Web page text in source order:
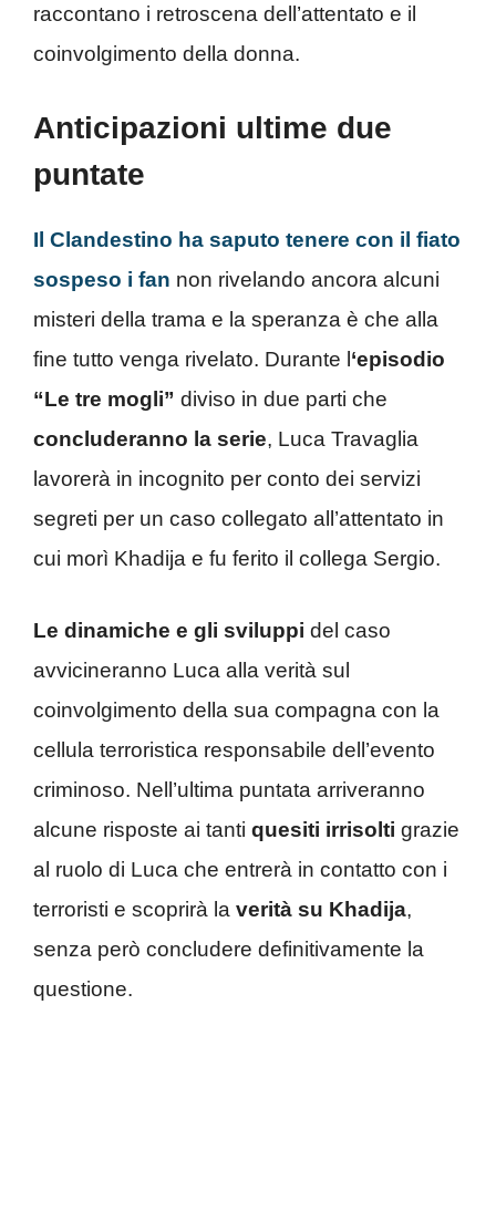
raccontano i retroscena dell’attentato e il
coinvolgimento della donna.
Anticipazioni ultime due
puntate
Il Clandestino ha saputo tenere con il fiato
sospeso i fan non rivelando ancora alcuni
misteri della trama e la speranza è che alla
fine tutto venga rivelato. Durante l ‘episodio
“Le tre mogli” diviso in due parti che
concluderanno la serie, Luca Travaglia
lavorerà in incognito per conto dei servizi
segreti per un caso collegato all’attentato in
cui morì Khadija e fu ferito il collega Sergio.
Le dinamiche e gli sviluppi del caso
avvicineranno Luca alla verità sul
coinvolgimento della sua compagna con la
cellula terroristica responsabile dell’evento
criminoso. Nell’ultima puntata arriveranno
alcune risposte ai tanti quesiti irrisolti grazie
al ruolo di Luca che entrerà in contatto con i
terroristi e scoprirà la verità su Khadija,
senza però concludere definitivamente la
questione.